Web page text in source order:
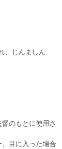
、じんましん
のもとに使用さ
、目に入った場合